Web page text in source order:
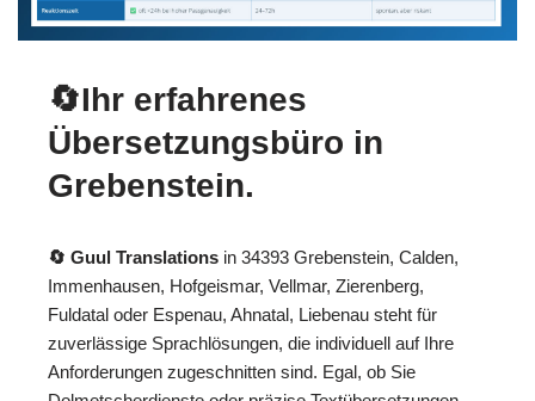
🔄Ihr erfahrenes
Übersetzungsbüro in
Grebenstein.
🔄 Guul Translations in 34393 Grebenstein, Calden,
Immenhausen, Hofgeismar, Vellmar, Zierenberg,
Fuldatal oder Espenau, Ahnatal, Liebenau steht für
zuverlässige Sprachlösungen, die individuell auf Ihre
Anforderungen zugeschnitten sind. Egal, ob Sie